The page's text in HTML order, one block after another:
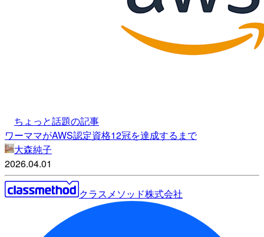
ちょっと話題の記事
ワーママがAWS認定資格12冠を達成するまで
大森純子
2026.04.01
クラスメソッド株式会社